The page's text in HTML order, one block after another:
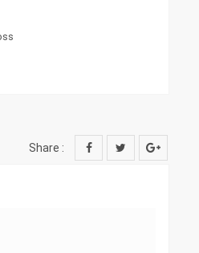
Share :